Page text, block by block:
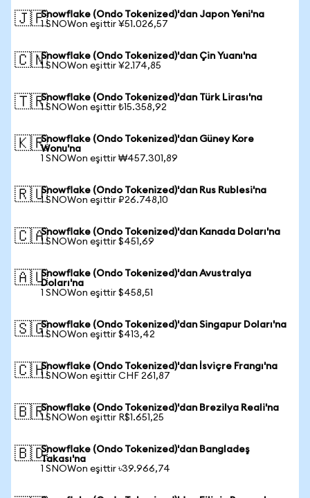
🇯🇵Snowflake (Ondo Tokenized)'dan Japon Yeni'na
1 SNOWon eşittir ¥51.026,57
🇨🇳Snowflake (Ondo Tokenized)'dan Çin Yuanı'na
1 SNOWon eşittir ¥2.174,85
🇹🇷Snowflake (Ondo Tokenized)'dan Türk Lirası'na
1 SNOWon eşittir ₺15.358,92
🇰🇷Snowflake (Ondo Tokenized)'dan Güney Kore
Wonu'na
1 SNOWon eşittir ₩457.301,89
🇷🇺Snowflake (Ondo Tokenized)'dan Rus Rublesi'na
1 SNOWon eşittir ₽26.748,10
🇨🇦Snowflake (Ondo Tokenized)'dan Kanada Doları'na
1 SNOWon eşittir $451,69
🇦🇺Snowflake (Ondo Tokenized)'dan Avustralya
Doları'na
1 SNOWon eşittir $458,51
🇸🇬Snowflake (Ondo Tokenized)'dan Singapur Doları'na
1 SNOWon eşittir $413,42
🇨🇭Snowflake (Ondo Tokenized)'dan İsviçre Frangı'na
1 SNOWon eşittir CHF 261,87
🇧🇷Snowflake (Ondo Tokenized)'dan Brezilya Reali'na
1 SNOWon eşittir R$1.651,25
🇧🇩Snowflake (Ondo Tokenized)'dan Bangladeş
Takası'na
1 SNOWon eşittir ৳39.966,74